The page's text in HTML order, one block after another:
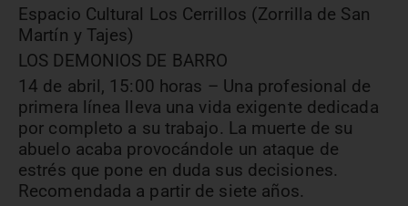
Espacio Cultural Los Cerrillos (Zorrilla de San
Martín y Tajes)
LOS DEMONIOS DE BARRO
14 de abril, 15:00 horas – Una profesional de
primera línea lleva una vida exigente dedicada
por completo a su trabajo. La muerte de su
abuelo acaba provocándole un ataque de
estrés que pone en duda sus decisiones.
Recomendada a partir de siete años.